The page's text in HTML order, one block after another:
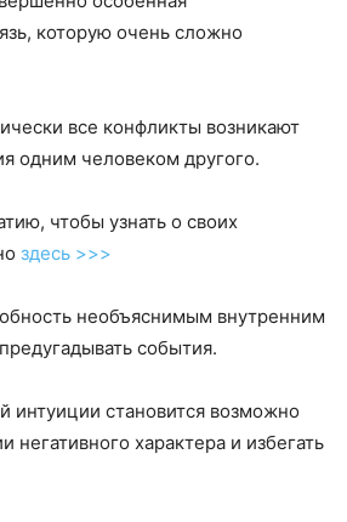
которую очень сложно
все конфликты возникают
одним человеком другого.
чтобы узнать о своих
здесь >>>
необъяснимым внутренним
события.
интуиции становится возможно
негативного характера и избегать